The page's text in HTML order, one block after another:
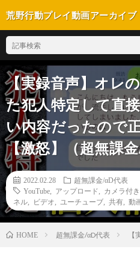
荒野行動プレイ動画アーカイブ
【実録音声】オレ
た犯人特定して直
い内容だったので
【激怒】（超無課金
2022.02.28
超無課金/αD代表
YouTube
アップロード カメラ付
ネル
ビデオ ユーチューブ 共有 動
HOME 超無課金/αD代表